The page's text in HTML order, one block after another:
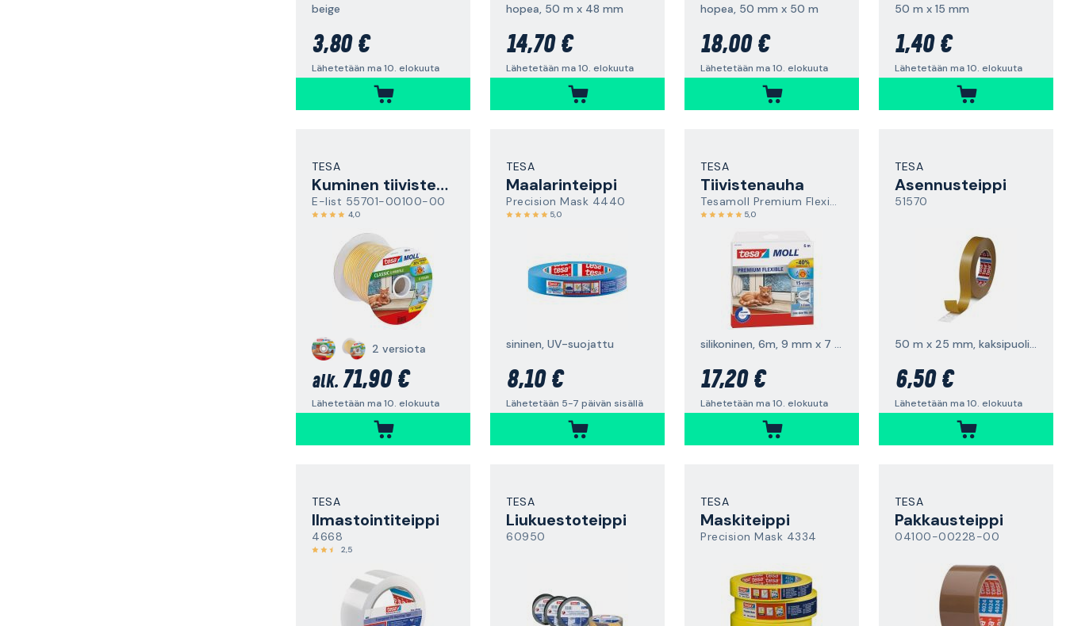
beige
3,80 €
Lähetetään ma 10. elokuuta
hopea, 50 m x 48 mm
14,70 €
Lähetetään ma 10. elokuuta
hopea, 50 mm x 50 m
18,00 €
Lähetetään ma 10. elokuuta
50 m x 15 mm
1,40 €
Lähetetään ma 10. elokuuta
TESA
Kuminen tiivistenauha
E-list 55701-00100-00
4,0
2 versiota
alk. 71,90 €
Lähetetään ma 10. elokuuta
TESA
Maalarinteippi
Precision Mask 4440
5,0
sininen, UV-suojattu
8,10 €
Lähetetään 5-7 päivän sisällä
TESA
Tiivistenauha
Tesamoll Premium Flexible
5,0
silikoninen, 6m, 9 mm x 7 mm
17,20 €
Lähetetään ma 10. elokuuta
TESA
Asennusteippi
51570
50 m x 25 mm, kaksipuolinen
6,50 €
Lähetetään ma 10. elokuuta
TESA
Ilmastointiteippi
4668
2,5
TESA
Liukuestoteippi
60950
TESA
Maskiteippi
Precision Mask 4334
TESA
Pakkausteippi
04100-00228-00